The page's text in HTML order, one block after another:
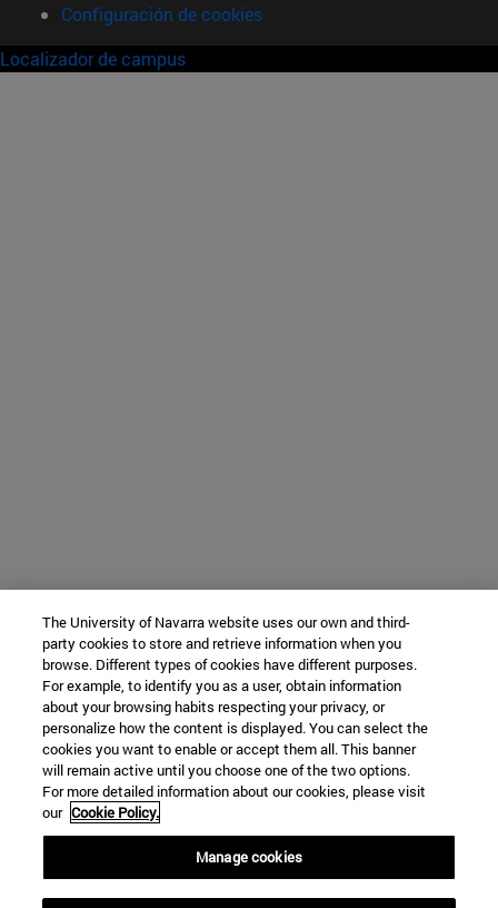
Configuración de cookies
Localizador de campus
The University of Navarra website uses our own and third-
party cookies to store and retrieve information when you
browse. Different types of cookies have different purposes.
For example, to identify you as a user, obtain information
about your browsing habits respecting your privacy, or
personalize how the content is displayed. You can select the
cookies you want to enable or accept them all. This banner
will remain active until you choose one of the two options.
For more detailed information about our cookies, please visit
our Cookie Policy.
Manage cookies